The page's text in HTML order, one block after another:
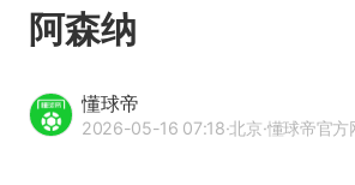
阿森纳
懂球帝
2026-05-16 07:18·北京·懂球帝官